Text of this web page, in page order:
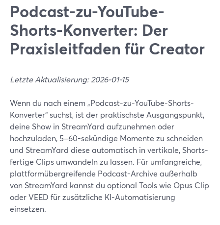
Podcast-zu-YouTube-
Shorts-Konverter: Der
Praxisleitfaden für Creator
Letzte Aktualisierung: 2026-01-15
Wenn du nach einem „Podcast-zu-YouTube-Shorts-
Konverter“ suchst, ist der praktischste Ausgangspunkt,
deine Show in StreamYard aufzunehmen oder
hochzuladen, 5–60-sekündige Momente zu schneiden
und StreamYard diese automatisch in vertikale, Shorts-
fertige Clips umwandeln zu lassen. Für umfangreiche,
plattformübergreifende Podcast-Archive außerhalb
von StreamYard kannst du optional Tools wie Opus Clip
oder VEED für zusätzliche KI-Automatisierung
einsetzen.